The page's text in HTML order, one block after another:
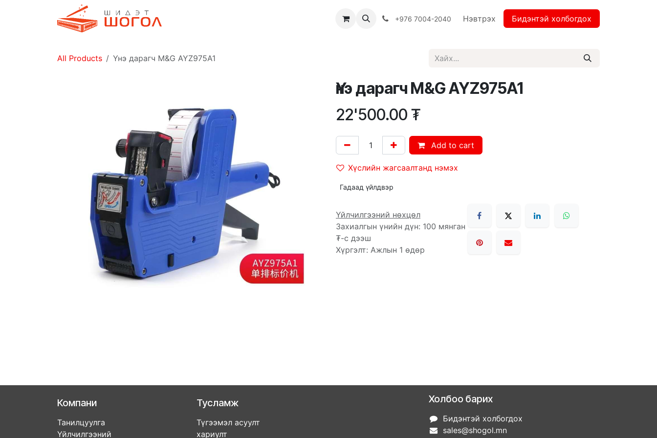
Хямдрал ♻️ Эко шогол+976 7004-2040 Нэвтрэх Бидэнтэй холбогдох
All Products Үнэ дарагч M&G AYZ975A1
Үнэ дарагч M&G AYZ975A1
22'500.00 ₮
Add to cart
Хүслийн жагсаалтанд нэмэх
Гадаад үйлдвэр
Үйлчилгээний нөхцөл
Захиалгын үнийн дүн: 100 мянган
₮-с дээш
Хүргэлт: Ажлын 1 өдөр
Компани
Танилцуулга
Үйлчилгээний
Тусламж
Түгээмэл асуулт
хариулт
Холбоо барих
Бидэнтэй холбогдох
sales@shogol.mn